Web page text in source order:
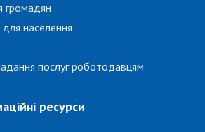
громадян
населення
послуг роботодавцям
ресурси